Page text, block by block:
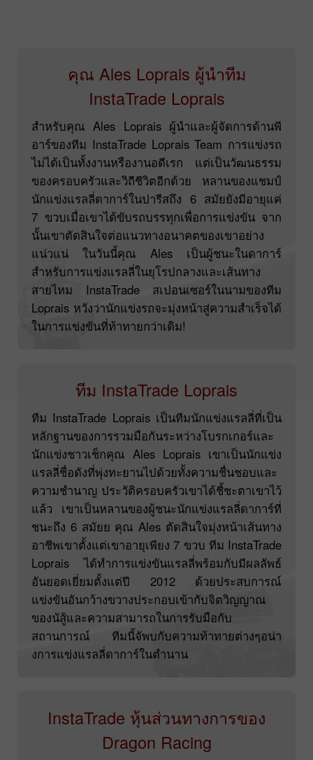
คุณ Ales Loprais ผู้นำทีม
InstaTrade Loprais
สำหรับคุณ Ales Loprais ผู้นำและผู้จัดการด้านพี
อาร์ของทีม InstaTrade Loprais Team การแข่งรถ
ไม่ได้เป็นทั้งงานหรืองานอดีเรก แต่เป็นวัฒนธรรม
ของครอบครัวและวิถีชีวิตอีกด้วย หลานของแชมป์
นักแข่งแรลลี่ดาการ์ในปารีสถึง 6 สมัยยังมีอายุแค่
7 ขวบเมื่อเขาได้ขับรถบรรทุกเพื่อการแข่งขัน จาก
นั้นเขาตัดสินใจต่อแนวทางอนาคตของเขาอย่าง
แน่วแน่ ในวันนี้คุณ Ales เป็นผู้ชนะในดาการ์
สำหรับการแข่งแรลลี่ในยุโรปกลางและเส้นทาง
สายไหม InstaTrade สเปอนเซอร์ในนามของทีม
Loprais หวังว่านักแข่งรถจะมุ่งหน้าสู่ความสำเร็จได้
ในการแข่งขันที่ท้าทายกว่าเดิม!
ทีม InstaTrade Loprais
ทีม InstaTrade Loprais เป็นทีมนักแข่งแรลลี่ที่เป็น
หลักฐานของการรวมมือกันระหว่างโบรกเกอร์และ
นักแข่งชาวเช็กคุณ Ales Loprais เขาเป็นนักแข่ง
แรลลี่ชื่อดังที่พุ่งทะยานไปด้วยทั้งความชื่นชอบและ
ความชำนาญ ประวัติครอบครัวเขาได้ชี้ชะตาเขาไว้
แล้ว เขาเป็นหลานของผู้ชนะนักแข่งแรลลี่ดาการ์ที่
ชนะถึง 6 สมัยย คุณ Ales ตัดสินใจมุ่งหน้าเส้นทาง
อาชีพเขาตั้งแต่เขาอายุเพียง 7 ขวบ ทีม InstaTrade
Loprais ได้ทำการแข่งขันแรลลี่พร้อมกับมีผลลัพธ์
อันยอดเยี่ยมตั้งแต่ปี 2012 ด้วยประสบการณ์
แข่งขันอันกว้างขวางประกอบเข้ากับจิตวิญญาณ
ของนัสู้และความสามารถในการรับมือกับ
สถานการณ์ ทีมนี้จัพบกับความท้าทายต่างๆอน่า
งการแข่งแรลลี่ดาการ์ในตำนาน
InstaTrade หุ้นส่วนทางการของ
Dragon Racing